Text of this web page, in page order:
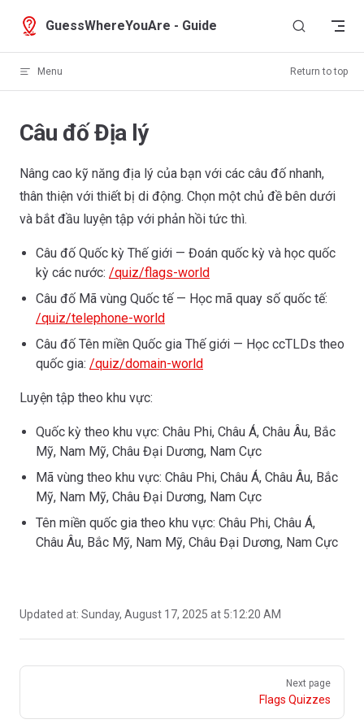
Skip to content
GuessWhereYouAre - Guide
Menu Return to top
Câu đố Địa lý
Nâng cao kỹ năng địa lý của bạn với các câu đố nhanh,
thân thiện với thiết bị di động. Chọn một chủ đề bên dưới
và bắt đầu luyện tập với phản hồi tức thì.
Câu đố Quốc kỳ Thế giới — Đoán quốc kỳ và học quốc
kỳ các nước: /quiz/flags-world
Câu đố Mã vùng Quốc tế — Học mã quay số quốc tế:
/quiz/telephone-world
Câu đố Tên miền Quốc gia Thế giới — Học ccTLDs theo
quốc gia: /quiz/domain-world
Luyện tập theo khu vực:
Quốc kỳ theo khu vực: Châu Phi, Châu Á, Châu Âu, Bắc
Mỹ, Nam Mỹ, Châu Đại Dương, Nam Cực
Mã vùng theo khu vực: Châu Phi, Châu Á, Châu Âu, Bắc
Mỹ, Nam Mỹ, Châu Đại Dương, Nam Cực
Tên miền quốc gia theo khu vực: Châu Phi, Châu Á,
Châu Âu, Bắc Mỹ, Nam Mỹ, Châu Đại Dương, Nam Cực
Updated at: Sunday, August 17, 2025 at 5:12:20 AM
Pager
Next page
Flags Quizzes